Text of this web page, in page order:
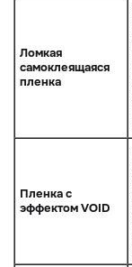
Ломкая
самоклеящаяся
пленка
Пленка с
эффектом VOID